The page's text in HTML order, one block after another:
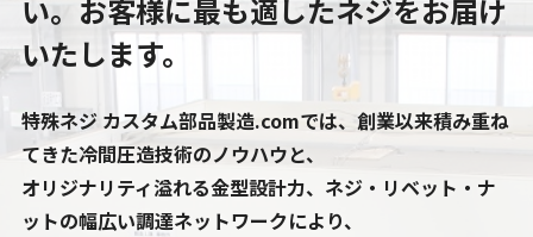
い。 お客様に最も適したネジをお届け
いたします。
特殊ネジ カスタム部品製造.comでは、創業以来積み重ね
てきた冷間圧造技術のノウハウと、
オリジナリティ溢れる金型設計力、ネジ・リベット・ナ
ットの幅広い調達ネットワークにより、